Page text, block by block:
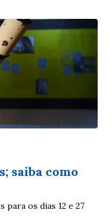
saiba como
os dias 12 e 27